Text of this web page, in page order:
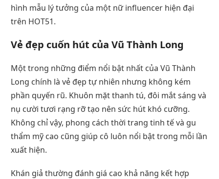
hình mẫu lý tưởng của một nữ influencer hiện đại
trên HOT51.
Vẻ đẹp cuốn hút của Vũ Thành Long
Một trong những điểm nổi bật nhất của Vũ Thành
Long chính là vẻ đẹp tự nhiên nhưng không kém
phần quyến rũ. Khuôn mặt thanh tú, đôi mắt sáng và
nụ cười tươi rạng rỡ tạo nên sức hút khó cưỡng.
Không chỉ vậy, phong cách thời trang tinh tế và gu
thẩm mỹ cao cũng giúp cô luôn nổi bật trong mỗi lần
xuất hiện.
Khán giả thường đánh giá cao khả năng kết hợp